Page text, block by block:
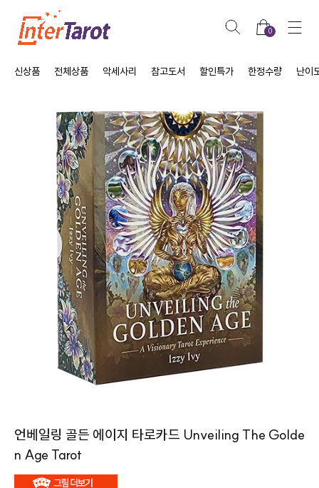
0
신상품 전체상품 악세사리 참고도서 할인특가 한정수량 난이
언베일링 골든 에이지 타로카드 Unveiling The Golde
n Age Tarot